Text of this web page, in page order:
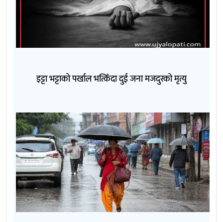
इट्टा भट्टाको पर्खाल भत्किँदा दुई जना मजदुरको मृत्यु